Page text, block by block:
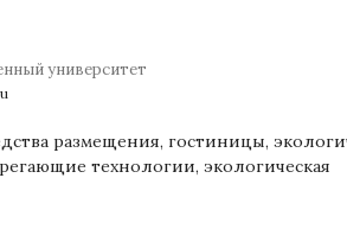
университет
размещения, гостиницы,
технологии, экологическая